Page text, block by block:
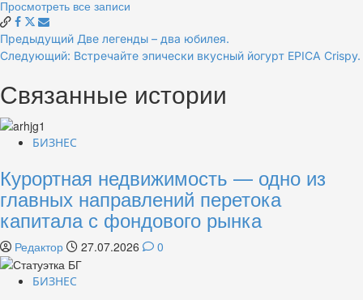
Просмотреть все записи
Навигация
по
записям
Предыдущий Две легенды – два юбилея.
Следующий: Встречайте эпически вкусный йогурт EPICA Crispy.
Связанные истории
БИЗНЕС
Курортная недвижимость — одно из
главных направлений перетока
капитала с фондового рынка
Редактор 27.07.2026 0
БИЗНЕС